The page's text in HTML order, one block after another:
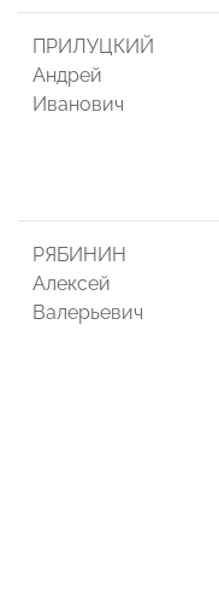
ПРИЛУЦКИЙ
Андрей
Иванович
РЯБИНИН
Алексей
Валерьевич